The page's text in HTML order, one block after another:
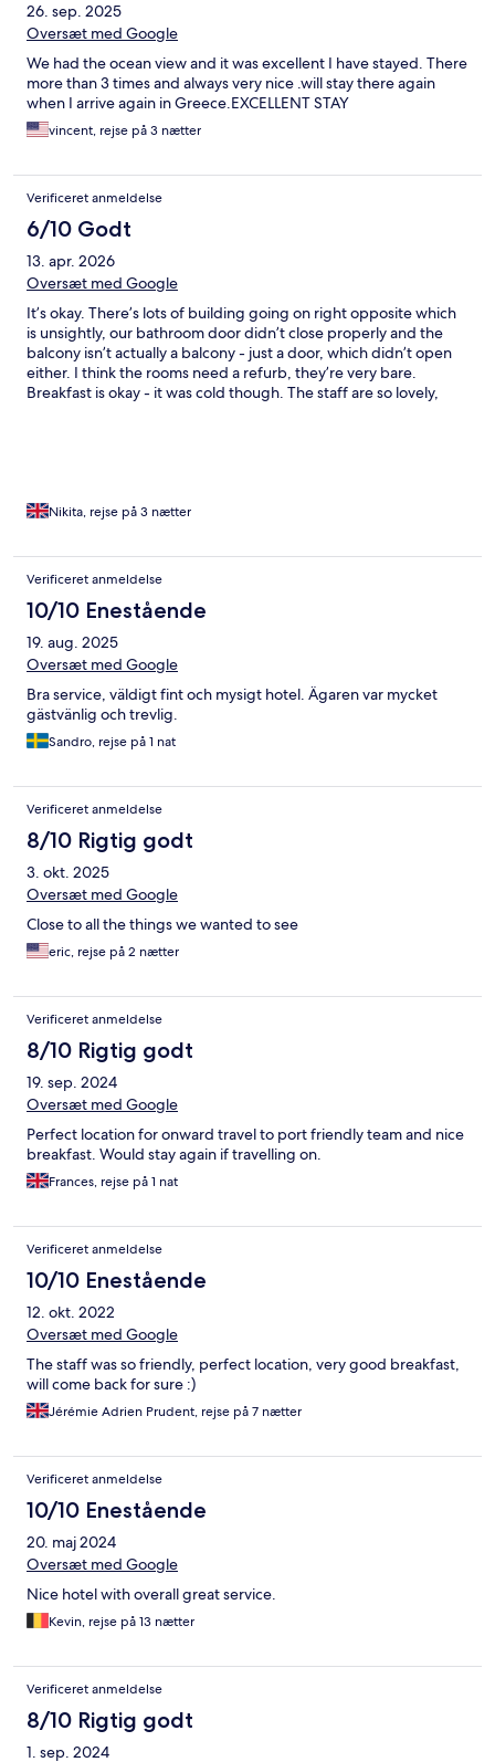
26. sep. 2025
Oversæt med Google
We had the ocean view and it was excellent I have stayed. There
more than 3 times and always very nice .will stay there again
when I arrive again in Greece.EXCELLENT STAY
vincent, rejse på 3 nætter
Verificeret anmeldelse
6/10 Godt
13. apr. 2026
Oversæt med Google
It’s okay. There’s lots of building going on right opposite which
is unsightly, our bathroom door didn’t close properly and the
balcony isn’t actually a balcony - just a door, which didn’t open
either. I think the rooms need a refurb, they’re very bare.
Breakfast is okay - it was cold though. The staff are so lovely,
Nikita, rejse på 3 nætter
Verificeret anmeldelse
10/10 Enestående
19. aug. 2025
Oversæt med Google
Bra service, väldigt fint och mysigt hotel. Ägaren var mycket
gästvänlig och trevlig.
Sandro, rejse på 1 nat
Verificeret anmeldelse
8/10 Rigtig godt
3. okt. 2025
Oversæt med Google
Close to all the things we wanted to see
eric, rejse på 2 nætter
Verificeret anmeldelse
8/10 Rigtig godt
19. sep. 2024
Oversæt med Google
Perfect location for onward travel to port friendly team and nice
breakfast. Would stay again if travelling on.
Frances, rejse på 1 nat
Verificeret anmeldelse
10/10 Enestående
12. okt. 2022
Oversæt med Google
The staff was so friendly, perfect location, very good breakfast,
will come back for sure :)
Jérémie Adrien Prudent, rejse på 7 nætter
Verificeret anmeldelse
10/10 Enestående
20. maj 2024
Oversæt med Google
Nice hotel with overall great service.
Kevin, rejse på 13 nætter
Verificeret anmeldelse
8/10 Rigtig godt
1. sep. 2024